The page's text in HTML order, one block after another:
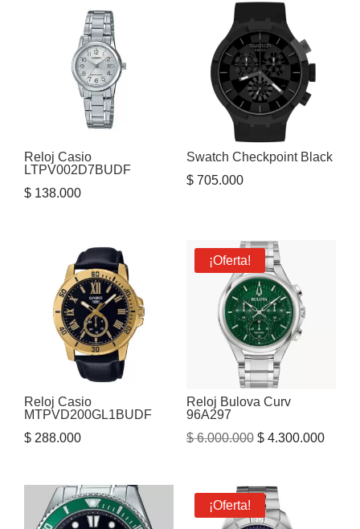
Reloj Casio
LTPV002D7BUDF
$ 138.000
Swatch Checkpoint Black
$705.000
Reloj Casio
MTPVD200GL1BUDF
$ 288.000
¡Oferta!
Reloj Bulova Curv
96A297
$6.000.000 El
era:
$ 6.000.000.
$4.300.000El
¡Oferta!